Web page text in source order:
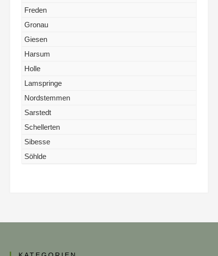
Freden
Gronau
Giesen
Harsum
Holle
Lamspringe
Nordstemmen
Sarstedt
Schellerten
Sibesse
Söhlde